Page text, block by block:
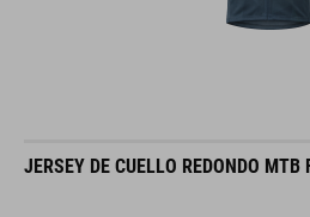
JERSEY DE CUELLO REDONDO